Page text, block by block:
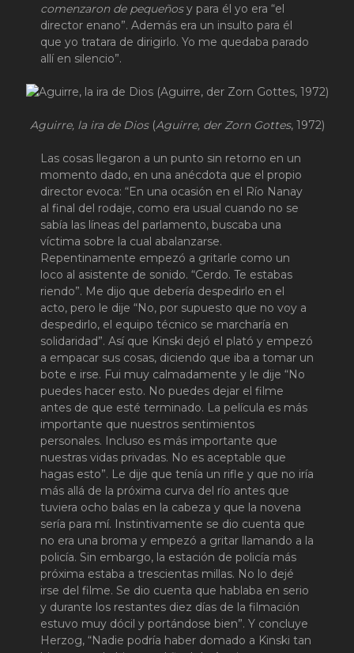
comenzaron de pequeñosy para él yo era “el
director enano”. Además era un insulto para él
que yo tratara de dirigirlo. Yo me quedaba parado
allí en silencio”.
Aguirre, la ira de Dios(Aguirre, der Zorn Gottes, 1972)
Las cosas llegaron a un punto sin retorno en un
momento dado, en una anécdota que el propio
director evoca: “En una ocasión en el Río Nanay
al final del rodaje, como era usual cuando no se
sabía las líneas del parlamento, buscaba una
víctima sobre la cual abalanzarse.
Repentinamente empezó a gritarle como un
loco al asistente de sonido. “Cerdo. Te estabas
riendo”. Me dijo que debería despedirlo en el
acto, pero le dije “No, por supuesto que no voy a
despedirlo, el equipo técnico se marcharía en
solidaridad”. Así que Kinski dejó el plató y empezó
a empacar sus cosas, diciendo que iba a tomar un
bote e irse. Fui muy calmadamente y le dije “No
puedes hacer esto. No puedes dejar el filme
antes de que esté terminado. La película es más
importante que nuestros sentimientos
personales. Incluso es más importante que
nuestras vidas privadas. No es aceptable que
hagas esto”. Le dije que tenía un rifle y que no iría
más allá de la próxima curva del río antes que
tuviera ocho balas en la cabeza y que la novena
sería para mí. Instintivamente se dio cuenta que
no era una broma y empezó a gritar llamando a la
policía. Sin embargo, la estación de policía más
próxima estaba a trescientas millas. No lo dejé
irse del filme. Se dio cuenta que hablaba en serio
y durante los restantes diez días de la filmación
estuvo muy dócil y portándose bien”. Y concluye
Herzog, “Nadie podría haber domado a Kinski tan